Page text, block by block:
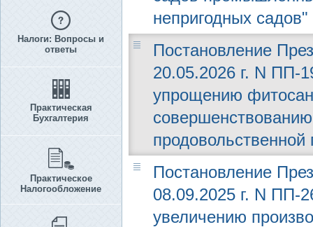
Налоги: Вопросы и
ответы
Практическая
Бухгалтерия
Практическое
Налогообложение
непригодных садов"
Постановление
20.05.2026 г. N ПП-
упрощению
продовольственной
Постановление
08.09.2025 г. N ПП-
увеличению